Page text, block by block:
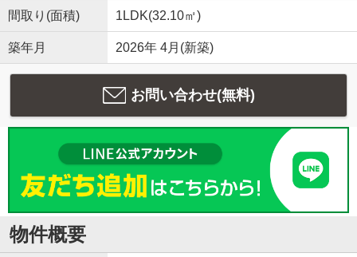
間取り(面積) 1LDK(32.10㎡)
築年月 2026年 4月(新築)
お問い合わせ(無料)
物件概要